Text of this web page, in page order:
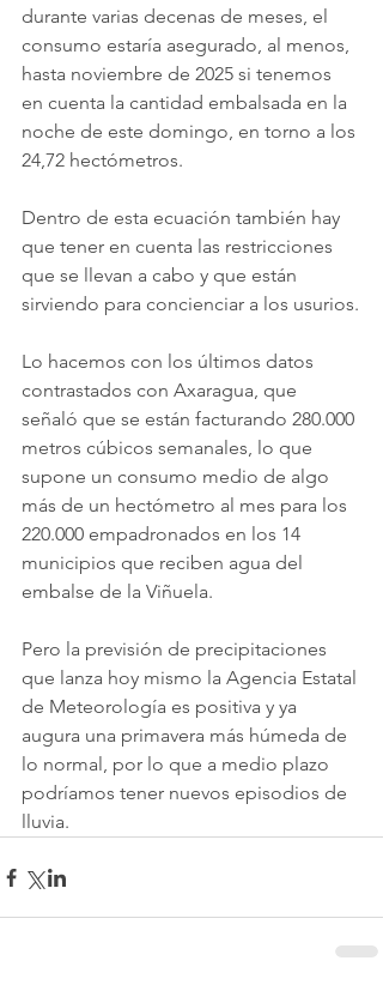
durante varias decenas de meses, el
consumo estaría asegurado, al menos,
hasta noviembre de 2025 si tenemos
en cuenta la cantidad embalsada en la
noche de este domingo, en torno a los
24,72 hectómetros.
Dentro de esta ecuación también hay
que tener en cuenta las restricciones
que se llevan a cabo y que están
sirviendo para concienciar a los usurios.
Lo hacemos con los últimos datos
contrastados con Axaragua, que
señaló que se están facturando 280.000
metros cúbicos semanales, lo que
supone un consumo medio de algo
más de un hectómetro al mes para los
220.000 empadronados en los 14
municipios que reciben agua del
embalse de la Viñuela.
Pero la previsión de precipitaciones
que lanza hoy mismo la Agencia Estatal
de Meteorología es positiva y ya
augura una primavera más húmeda de
lo normal, por lo que a medio plazo
podríamos tener nuevos episodios de
lluvia.